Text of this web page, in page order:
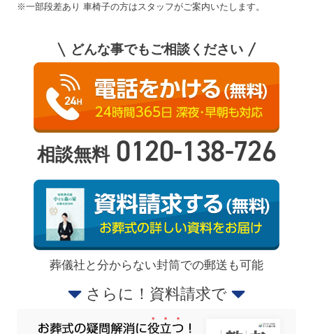
※一部段差あり 車椅子の方はスタッフがご案内いたします。
どんな事でもご相談ください
相談無料 0120-138-726
葬儀社と分からない封筒での郵送も可能
さらに！資料請求で